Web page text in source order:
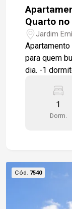
Quarto
Jardim
para quem
dia. -1 dormitório; -Área útil: 44,00 m²; -Banheiro
Banheiro
cozinha; -1 vaga
Próximo ao
Sorocaba,
e lazer.
1
Dorm.
Cód. 7540